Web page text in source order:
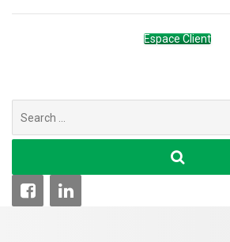
Espace Client
for: